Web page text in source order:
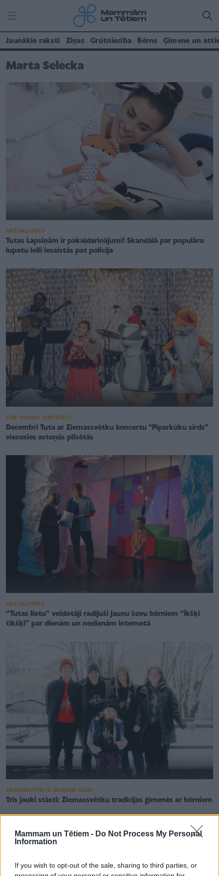
Mammam un Tētiem - Do Not Process My Personal
Information
If you wish to opt-out of the sale, sharing to third parties, or
Jaunākie raksti Ziņas Grūtniecība Bērns Ģimene un
Marta Selecka
AKTUALITĀTES
Tutas Lapsiņām ir pakaļdarinājumi! Skandālā par populāro
lupatu lelli iesaistās pat policija
KUR ŠODIEN ATPŪSTIES?
Decembrī Tuta ar Ziemassvētku koncertu "Piparkūku sirds"
viesosies astoņās pilsētās
AKTUALITĀTES
“Tutas lietu” veidotāji radījuši jaunu šovu bērniem “Īkšķi
tīkšķi” par dienām un nedienām internetā
ZIEMASSVĒTKI & JAUNAIS GADS
Trīs jauki stāsti: Ziemassvētku tradīcijas ģimenēs ar bērniem